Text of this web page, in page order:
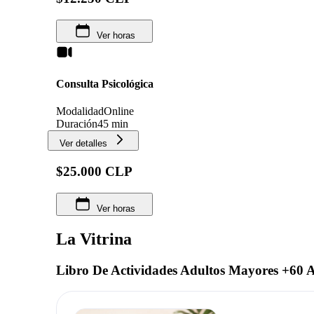
Ver horas
Consulta Psicológica
ModalidadOnline
Duración45 min
Ver detalles
$25.000 CLP
Ver horas
La Vitrina
Libro De Actividades Adultos Mayores +60